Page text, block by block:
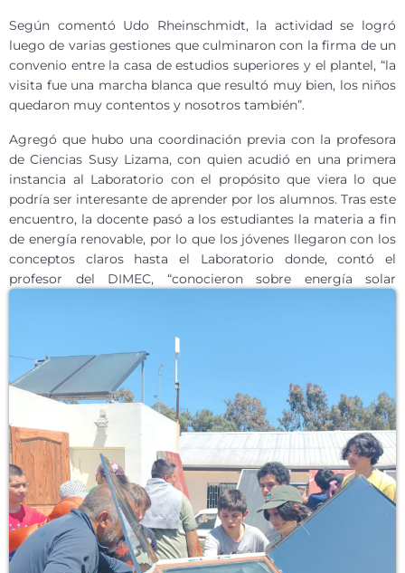
Según comentó Udo Rheinschmidt, la actividad se logró
luego de varias gestiones que culminaron con la firma de un
convenio entre la casa de estudios superiores y el plantel, “la
visita fue una marcha blanca que resultó muy bien, los niños
quedaron muy contentos y nosotros también”.
Agregó que hubo una coordinación previa con la profesora
de Ciencias Susy Lizama, con quien acudió en una primera
instancia al Laboratorio con el propósito que viera lo que
podría ser interesante de aprender por los alumnos. Tras este
encuentro, la docente pasó a los estudiantes la materia a fin
de energía renovable, por lo que los jóvenes llegaron con los
conceptos claros hasta el Laboratorio donde, contó el
profesor del DIMEC, “conocieron sobre energía solar